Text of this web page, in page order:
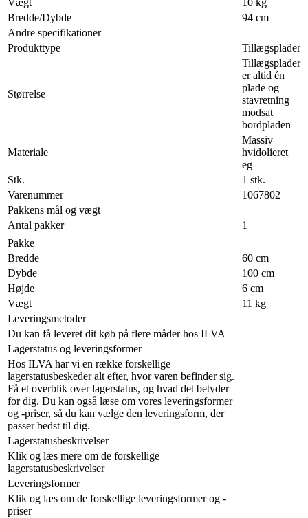
Vægt
10 kg
Bredde/Dybde
94 cm
Andre specifikationer
Produkttype
Tillægsplader
Størrelse
Tillægsplader
er altid én
plade og
stavretning
modsat
bordpladen
Materiale
Massiv
hvidolieret
eg
Stk.
1 stk.
Varenummer
1067802
Pakkens mål og vægt
Antal pakker
1
Pakke
Bredde
60 cm
Dybde
100 cm
Højde
6 cm
Vægt
11 kg
Leveringsmetoder
Du kan få leveret dit køb på flere måder hos ILVA
Lagerstatus og leveringsformer
Hos ILVA har vi en række forskellige
lagerstatusbeskeder alt efter, hvor varen befinder sig.
Få et overblik over lagerstatus, og hvad det betyder
for dig. Du kan også læse om vores leveringsformer
og -priser, så du kan vælge den leveringsform, der
passer bedst til dig.
Lagerstatusbeskrivelser
Klik og læs mere om de forskellige
lagerstatusbeskrivelser
Leveringsformer
Klik og læs om de forskellige leveringsformer og -
priser